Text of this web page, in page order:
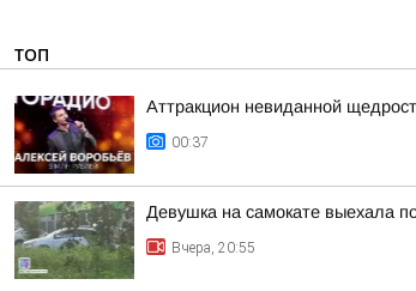
ТОП
Аттракцион невиданной
00:37
Девушка на самокате выехала
Вчера, 20:55